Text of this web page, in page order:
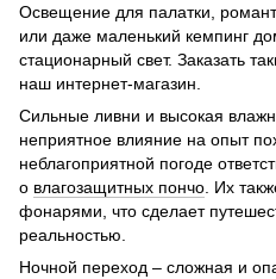
Освещение для палатки,
или даже маленький кемпинг
стационарный свет. Заказать
наш интернет-магазин.
Сильные ливни и высокая
неприятное влияние на опыт
неблагоприятной погоде
о влагозащитных пончо. Их
фонарями, что сделает
реальностью.
Ночной переход – сложная и